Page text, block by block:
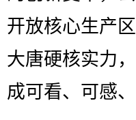
开放核心生产
大唐硬核实力
成可看、可感